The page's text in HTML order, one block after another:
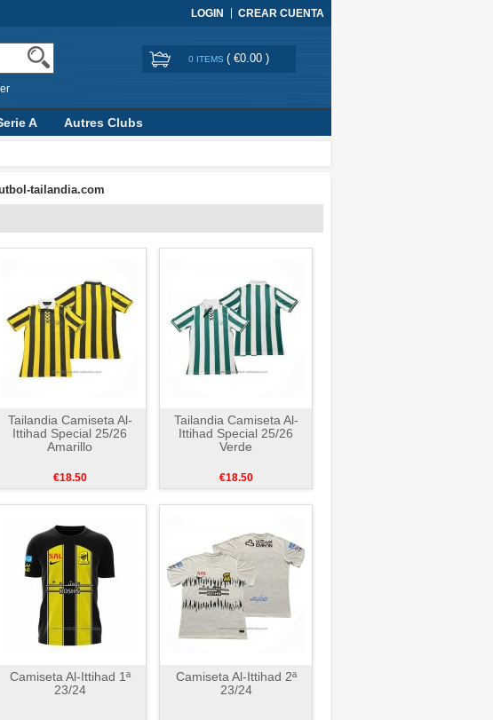
LOGIN CREAR CUENTA
0 ITEMS ( €0.00 )
A Autres Clubs
tailandia.com
Tailandia Camiseta Al-
Ittihad Special 25/26
Amarillo
€18.50
Tailandia Camiseta Al-
Ittihad Special 25/26
Verde
€18.50
Camiseta Al-Ittihad 1ª
23/24
Camiseta Al-Ittihad 2ª
23/24